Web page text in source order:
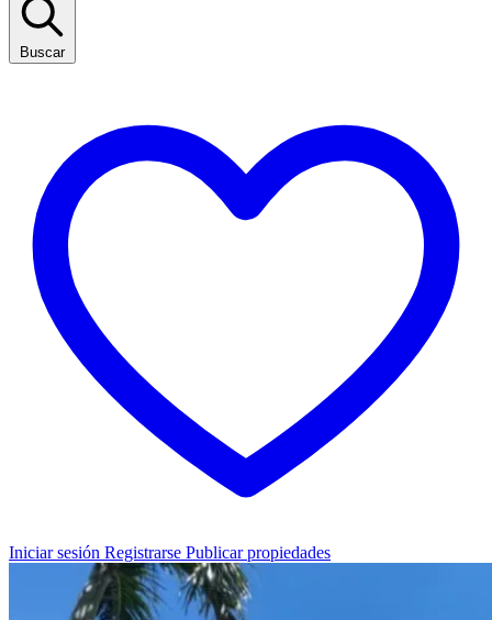
Buscar
Iniciar sesión Registrarse Publicar propiedades